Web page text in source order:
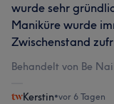
wurde sehr
Maniküre wurde
Zwischenstand
Behandelt von Be
Kerstin•vor 6 Tagen